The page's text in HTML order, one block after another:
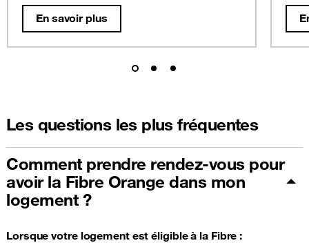
En savoir plus
Les questions les plus fréquentes
Comment prendre rendez-vous pour
avoir la Fibre Orange dans mon
logement ?
Lorsque votre logement est éligible à la Fibre :